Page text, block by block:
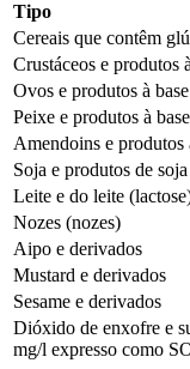
Tipo
Cereais que contêm
Crustáceos e produtos
Ovos e produtos à
Peixe e produtos à
Amendoins e produtos
Soja e produtos de soja
Leite e do leite
Nozes (nozes)
Aipo e derivados
Mustard e derivados
Sesame e derivados
Dióxido de enxofre e
mg/l expresso como